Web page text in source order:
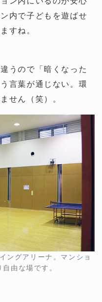
内で子どもを遊ばせ
すね。
うので「暗くなった
言葉が通じない。環
せん（笑）。
ングアリーナ。マンショ
由な場です。